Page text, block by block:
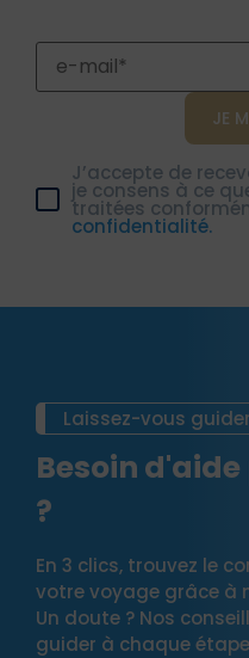
J’accepte de
je consens à ce
traitées
confidentialité.
Laissez-vous guider
Besoin
?
En 3 clics, trouvez le
votre voyage grâce à
Un doute ? Nos
guider à chaque